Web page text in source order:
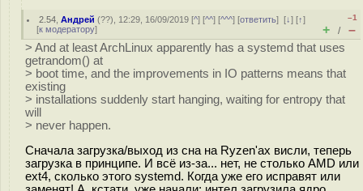
2.54 ,Андрей (??), 12:29, 16/09/2019 [^] [^^] [^^^] [ответить][↓] [↑]
[к модератору]
–1
+ / –
> And at least ArchLinux apparently has a systemd that uses
getrandom() at
> boot time, and the improvements in IO patterns means that
existing
> installations suddenly start hanging, waiting for entropy that
will
> never happen.
Сначала загрузка/выход из сна на Ryzen'ах висли, теперь
загрузка в принципе. И всё из-за... нет, не столько AMD или
ext4, сколько этого systemd. Когда уже его исправят или